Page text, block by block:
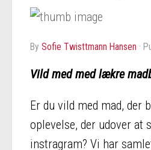
by Sofie Twisttmann Hansen ·
Vild med med lækre
Er du vild med mad, der
oplevelse, der udover at
instragram? Vi har